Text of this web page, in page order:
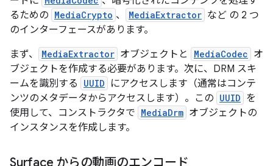
るための MediaCrypto 、 MediaExtractor など の 2 つ
のインターフェースがあります。
まず、
MediaExtractor オブジェクトと MediaCodec オ
ブジェクトを作成する必要があります。次に、DRM スキ
ームを識別する
UUID
にアクセスします（通常はコンテ
ンツのメタデータからアクセスします）。この UUID を
使用して、コンストラクタで MediaDrm オブジェクトの
インスタンスを作成します。
Surface からの動画のエンコード